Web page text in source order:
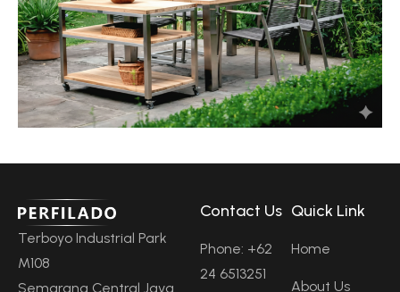
Terboyo Industrial Park
M108
Semarang Central Java
Contact Us
Phone: +62
24 6513251
Quick Link
Home
About Us